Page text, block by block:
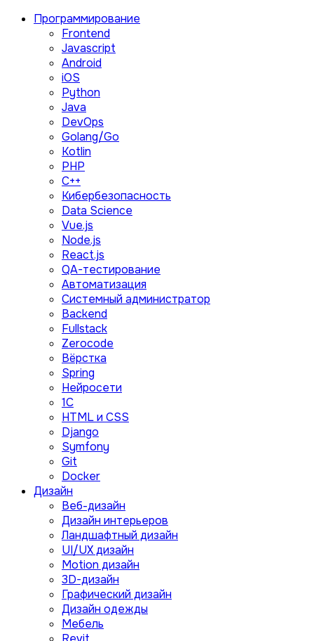
Программирование
Frontend
Javascript
Android
iOS
Python
Java
DevOps
Golang/Go
Kotlin
PHP
C++
Кибербезопасность
Data Science
Vue.js
Node.js
React.js
QA-тестирование
Автоматизация
Системный администратор
Backend
Fullstack
Zerocode
Вёрстка
Spring
Нейросети
1C
HTML и CSS
Django
Symfony
Git
Docker
Дизайн
Веб-дизайн
Дизайн интерьеров
Ландшафтный дизайн
UI/UX дизайн
Motion дизайн
3D-дизайн
Графический дизайн
Дизайн одежды
Мебель